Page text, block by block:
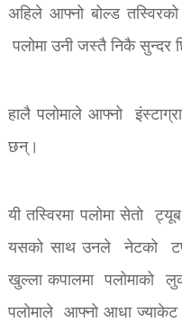
अहिले आफ्नो बोल्ड
पलोमा उनी जस्तै निकै सुन्दर
हालै पलोमाले आफ्नो
छन्।
यी तस्विरमा पलोमा सेतो
यसको साथ उनले नेटको
खुल्ला कपालमा पलोमाको
पलोमाले आफ्नो आधा